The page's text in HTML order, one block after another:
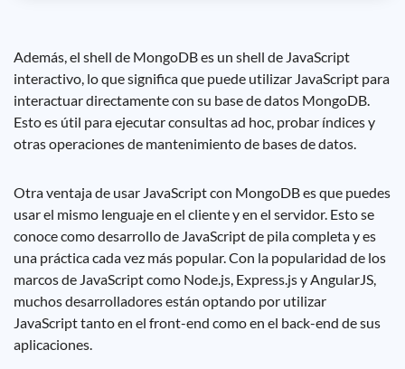
Además, el shell de MongoDB es un shell de JavaScript
interactivo, lo que significa que puede utilizar JavaScript para
interactuar directamente con su base de datos MongoDB.
Esto es útil para ejecutar consultas ad hoc, probar índices y
otras operaciones de mantenimiento de bases de datos.
Otra ventaja de usar JavaScript con MongoDB es que puedes
usar el mismo lenguaje en el cliente y en el servidor. Esto se
conoce como desarrollo de JavaScript de pila completa y es
una práctica cada vez más popular. Con la popularidad de los
marcos de JavaScript como Node.js, Express.js y AngularJS,
muchos desarrolladores están optando por utilizar
JavaScript tanto en el front-end como en el back-end de sus
aplicaciones.